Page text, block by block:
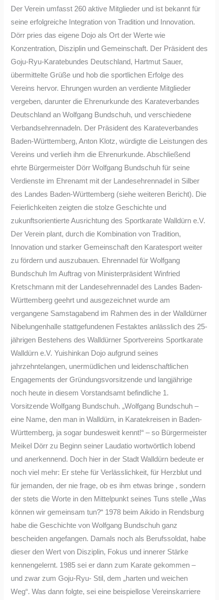
Der Verein umfasst 260 aktive Mitglieder und ist bekannt für
seine erfolgreiche Integration von Tradition und Innovation.
Dörr pries das eigene Dojo als Ort der Werte wie
Konzentration, Disziplin und Gemeinschaft. Der Präsident des
Goju-Ryu-Karatebundes Deutschland, Hartmut Sauer,
übermittelte Grüße und hob die sportlichen Erfolge des
Vereins hervor. Ehrungen wurden an verdiente Mitglieder
vergeben, darunter die Ehrenurkunde des Karateverbandes
Deutschland an Wolfgang Bundschuh, und verschiedene
Verbandsehrennadeln. Der Präsident des Karateverbandes
Baden-Württemberg, Anton Klotz, würdigte die Leistungen des
Vereins und verlieh ihm die Ehrenurkunde. Abschließend
ehrte Bürgermeister Dörr Wolfgang Bundschuh für seine
Verdienste im Ehrenamt mit der Landesehrennadel in Silber
des Landes Baden-Württemberg (siehe weiteren Bericht). Die
Feierlichkeiten zeigten die stolze Geschichte und
zukunftsorientierte Ausrichtung des Sportkarate Walldürn e.V.
Der Verein plant, durch die Kombination von Tradition,
Innovation und starker Gemeinschaft den Karatesport weiter
zu fördern und auszubauen. Ehrennadel für Wolfgang
Bundschuh Im Auftrag von Ministerpräsident Winfried
Kretschmann mit der Landesehrennadel des Landes Baden-
Württemberg geehrt und ausgezeichnet wurde am
vergangene Samstagabend im Rahmen des in der Walldürner
Nibelungenhalle stattgefundenen Festaktes anlässlich des 25-
jährigen Bestehens des Walldürner Sportvereins Sportkarate
Walldürn e.V. Yuishinkan Dojo aufgrund seines
jahrzehntelangen, unermüdlichen und leidenschaftlichen
Engagements der Gründungsvorsitzende und langjährige
noch heute in diesem Vorstandsamt befindliche 1.
Vorsitzende Wolfgang Bundschuh. „Wolfgang Bundschuh –
eine Name, den man in Walldürn, in Karatekreisen in Baden-
Württemberg, ja sogar bundesweit kennt!“ – so Bürgermeister
Meikel Dörr zu Beginn seiner Laudatio wortwörtlich lobend
und anerkennend. Doch hier in der Stadt Walldürn bedeute er
noch viel mehr: Er stehe für Verlässlichkeit, für Herzblut und
für jemanden, der nie frage, ob es ihm etwas bringe , sondern
der stets die Worte in den Mittelpunkt seines Tuns stelle „Was
können wir gemeinsam tun?“ 1978 beim Aikido in Rendsburg
habe die Geschichte von Wolfgang Bundschuh ganz
bescheiden angefangen. Damals noch als Berufssoldat, habe
dieser den Wert von Disziplin, Fokus und innerer Stärke
kennengelernt. 1985 sei er dann zum Karate gekommen –
und zwar zum Goju-Ryu- Stil, dem „harten und weichen
Weg“. Was dann folgte, sei eine beispiellose Vereinskarriere